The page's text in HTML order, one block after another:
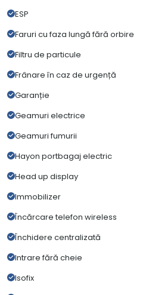
ESP
Faruri cu faza lungă fără orbire
Filtru de particule
Frânare în caz de urgență
Garanție
Geamuri electrice
Geamuri fumurii
Hayon portbagaj electric
Head up display
Immobilizer
Încărcare telefon wireless
Închidere centralizată
Intrare fără cheie
Isofix